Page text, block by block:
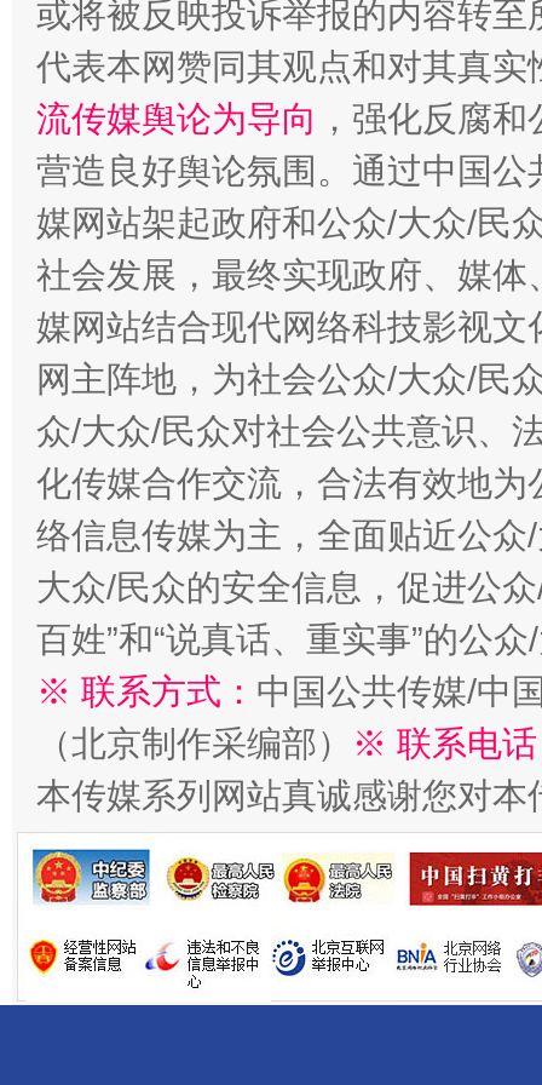
完善运行机制助力责任有效落实 一纸欠
东山县通报“牛蛙产品抗生素超标问题” 法
千年窑火 生生不息 一
或将被反映投诉举报的内容转
代表本网赞同其观点和对其真实
流传媒舆论为导向 ，强化反腐
营造良好舆论氛围。通过中国
媒网站架起政府和公众/大众/民
社会发展，最终实现政府、媒
媒网站结合现代网络科技影视
网主阵地，为社会公众/大众/民
众/大众/民众对社会公共意识、
化传媒合作交流，合法有效地
络信息传媒为主，全面贴近公
大众/民众的安全信息，促进公
百姓”和“说真话、重实事”的公
※ 联系方式： 中国公共传媒/中
（北京制作采编部）
※ 联系电
本传媒系列网站真诚感谢您对